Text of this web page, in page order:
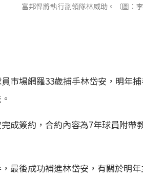
富邦悍將執行副領隊林威助。（圖：李
市場網羅33歲捕手林岱安，明年
成簽約，合約內容為7年球員附帶
最後成功補進林岱安，有關於明